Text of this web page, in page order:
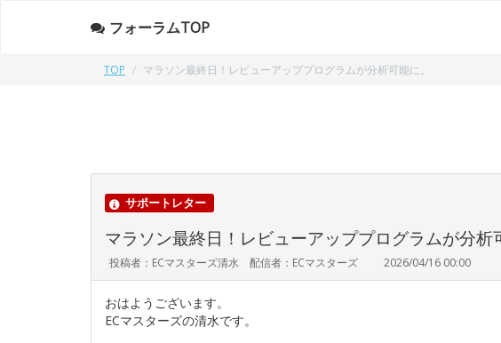
フォーラムTOP
TOP マラソン最終日！レビューアッププログラムが分析可能に。
サポートレター
マラソン最終日！レビューアッププログラムが分析
投稿者：ECマスターズ清水 配信者：ECマスターズ 2026/04/16 00:00
おはようございます。
ECマスターズの清水です。